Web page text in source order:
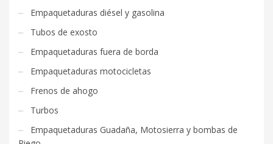
Empaquetaduras diésel y gasolina
Tubos de exosto
Empaquetaduras fuera de borda
Empaquetaduras motocicletas
Frenos de ahogo
Turbos
Empaquetaduras Guadaña, Motosierra y bombas de